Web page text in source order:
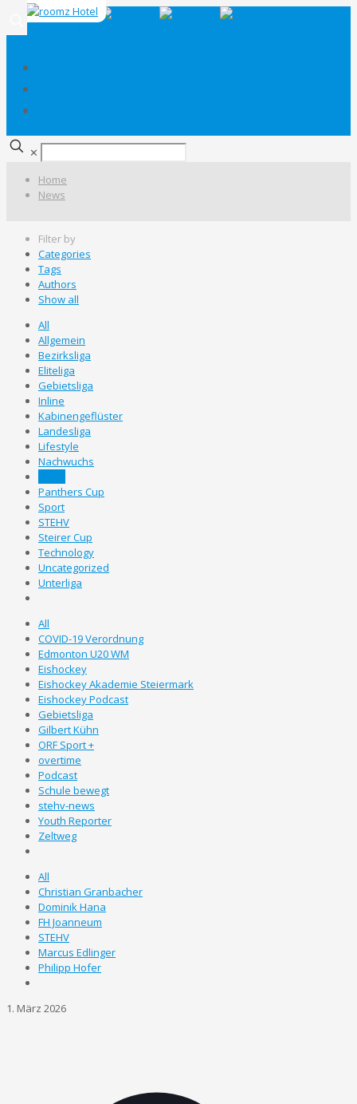
✕
Home
News
Filter by
Categories
Tags
Authors
Show all
All
Allgemein
Bezirksliga
Eliteliga
Gebietsliga
Inline
Kabinengeflüster
Landesliga
Lifestyle
Nachwuchs
Panthers Cup
Sport
STEHV
Steirer Cup
Technology
Uncategorized
Unterliga
All
COVID-19 Verordnung
Edmonton U20 WM
Eishockey
Eishockey Akademie Steiermark
Eishockey Podcast
Gebietsliga
Gilbert Kühn
ORF Sport +
overtime
Podcast
Schule bewegt
stehv-news
Youth Reporter
Zeltweg
All
Christian Granbacher
Dominik Hana
FH Joanneum
STEHV
Marcus Edlinger
Philipp Hofer
1. März 2026